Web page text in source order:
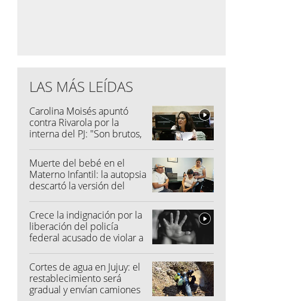
LAS MÁS LEÍDAS
Carolina Moisés apuntó
contra Rivarola por la
interna del PJ: "Son brutos,
Muerte del bebé en el
Materno Infantil: la autopsia
descartó la versión del
Crece la indignación por la
liberación del policía
federal acusado de violar a
Cortes de agua en Jujuy: el
restablecimiento será
gradual y envían camiones